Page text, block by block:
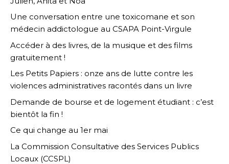
Une conversation entre une toxicomane et son
médecin addictologue au CSAPA Point-Virgule
Accéder à des livres, de la musique et des films
gratuitement !
Les Petits Papiers : onze ans de lutte contre les
violences administratives racontés dans un livre
Demande de bourse et de logement étudiant : c’est
bientôt la fin !
Ce qui change au 1er mai
La Commission Consultative des Services Publics
Locaux (CCSPL)